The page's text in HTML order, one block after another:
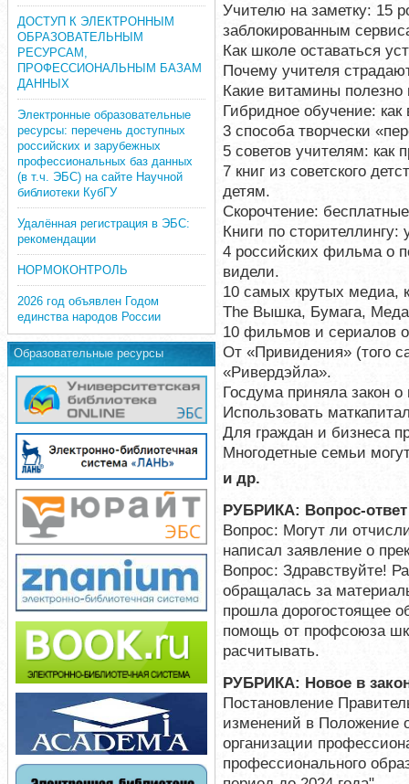
ДОСТУП К ЭЛЕКТРОННЫМ
ОБРАЗОВАТЕЛЬНЫМ
РЕСУРСАМ,
ПРОФЕССИОНАЛЬНЫМ БАЗАМ
ДАННЫХ
Электронные образовательные
ресурсы: перечень доступных
российских и зарубежных
профессиональных баз данных
(в т.ч. ЭБС) на сайте Научной
библиотеки КубГУ
Удалённая регистрация в ЭБС:
рекомендации
НОРМОКОНТРОЛЬ
2026 год объявлен Годом
единства народов России
Образовательные ресурсы
Учителю на заметку: 15
заблокированным
Как школе оставаться
Почему учителя
Какие витамины полезно
Гибридное обучение:
3 способа творчески
5 советов учителям: как
7 книг из советского
детям.
Скорочтение:
Книги по
4 российских фильма о
видели.
10 самых крутых медиа,
The Вышка, Бумага,
10 фильмов и сериалов
От «Привидения» (того
«Ривердэйла».
Госдума приняла закон
Использовать
Для граждан и бизнеса
Многодетные семьи
и др.
РУБРИКА: Вопрос-ответ
Вопрос: Могут ли
написал заявление о
Вопрос: Здравствуйте!
обращалась за
прошла дорогостоящее
помощь от профсоюза
расчитывать.
РУБРИКА: Новое в
Постановление
изменений в Положение
организации
профессионального